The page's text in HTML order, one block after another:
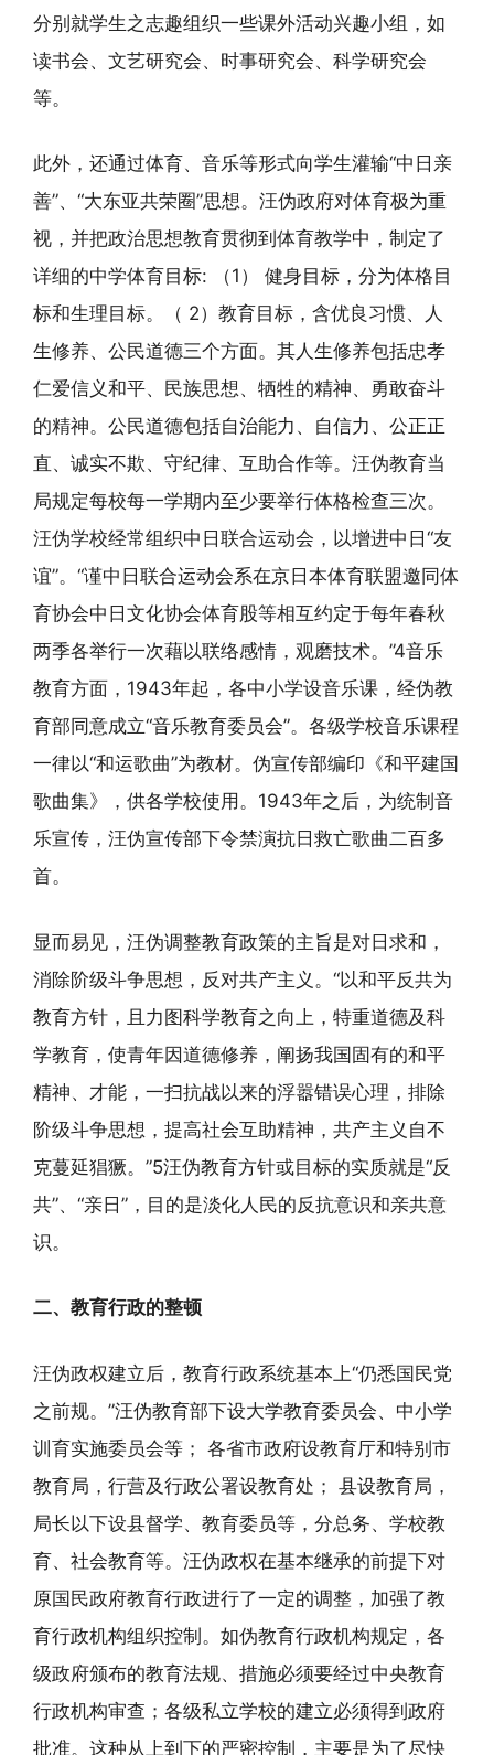
分别就学生之志趣组织一些课外活动兴趣小组，如
读书会、文艺研究会、时事研究会、科学研究会
等。
此外，还通过体育、音乐等形式向学生灌输“中日亲
善”、“大东亚共荣圈”思想。汪伪政府对体育极为重
视，并把政治思想教育贯彻到体育教学中，制定了
详细的中学体育目标: （1） 健身目标，分为体格目
标和生理目标。（ 2）教育目标，含优良习惯、人
生修养、公民道德三个方面。其人生修养包括忠孝
仁爱信义和平、民族思想、牺牲的精神、勇敢奋斗
的精神。公民道德包括自治能力、自信力、公正正
直、诚实不欺、守纪律、互助合作等。汪伪教育当
局规定每校每一学期内至少要举行体格检查三次。
汪伪学校经常组织中日联合运动会，以增进中日“友
谊”。“谨中日联合运动会系在京日本体育联盟邀同体
育协会中日文化协会体育股等相互约定于每年春秋
两季各举行一次藉以联络感情，观磨技术。”4音乐
教育方面，1943年起，各中小学设音乐课，经伪教
育部同意成立“音乐教育委员会”。各级学校音乐课程
一律以“和运歌曲”为教材。伪宣传部编印《和平建国
歌曲集》，供各学校使用。1943年之后，为统制音
乐宣传，汪伪宣传部下令禁演抗日救亡歌曲二百多
首。
显而易见，汪伪调整教育政策的主旨是对日求和，
消除阶级斗争思想，反对共产主义。“以和平反共为
教育方针，且力图科学教育之向上，特重道德及科
学教育，使青年因道德修养，阐扬我国固有的和平
精神、才能，一扫抗战以来的浮嚣错误心理，排除
阶级斗争思想，提高社会互助精神，共产主义自不
克蔓延猖獗。”5汪伪教育方针或目标的实质就是“反
共”、“亲日”，目的是淡化人民的反抗意识和亲共意
识。
二、教育行政的整顿
汪伪政权建立后，教育行政系统基本上“仍悉国民党
之前规。”汪伪教育部下设大学教育委员会、中小学
训育实施委员会等； 各省市政府设教育厅和特别市
教育局，行营及行政公署设教育处； 县设教育局，
局长以下设县督学、教育委员等，分总务、学校教
育、社会教育等。汪伪政权在基本继承的前提下对
原国民政府教育行政进行了一定的调整，加强了教
育行政机构组织控制。如伪教育行政机构规定，各
级政府颁布的教育法规、措施必须要经过中央教育
行政机构审查；各级私立学校的建立必须得到政府
批准。这种从上到下的严密控制，主要是为了尽快